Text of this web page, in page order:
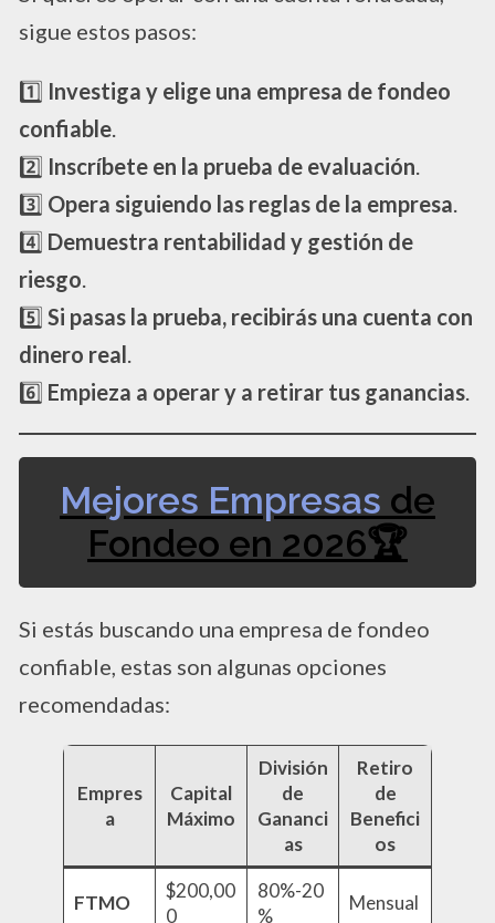
sigue estos pasos:
1️⃣ Investiga y elige una empresa de fondeo
confiable.
2️⃣ Inscríbete en la prueba de evaluación.
3️⃣ Opera siguiendo las reglas de la empresa.
4️⃣ Demuestra rentabilidad y gestión de
riesgo.
5️⃣ Si pasas la prueba, recibirás una cuenta con
dinero real.
6️⃣ Empieza a operar y a retirar tus ganancias.
Mejores Empresas de
Fondeo en 2026🏆
Si estás buscando una empresa de fondeo
confiable, estas son algunas opciones
recomendadas:
Empres
a
Capital
Máximo
División
de
Gananci
as
Retiro
de
Benefici
os
FTMO
$200,00
0
80%-20
%
Mensual